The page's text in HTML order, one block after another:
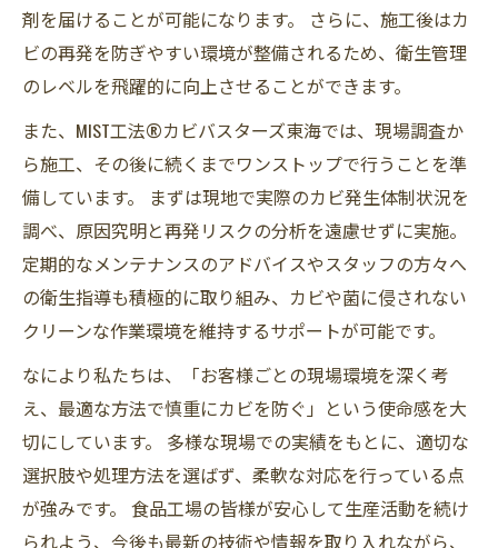
剤を届けることが可能になります。 さらに、施工後はカ
ビの再発を防ぎやすい環境が整備されるため、衛生管理
のレベルを飛躍的に向上させることができます。
また、MIST工法®カビバスターズ東海では、現場調査か
ら施工、その後に続くまでワンストップで行うことを準
備しています。 まずは現地で実際のカビ発生体制状況を
調べ、原因究明と再発リスクの分析を遠慮せずに実施。
定期的なメンテナンスのアドバイスやスタッフの方々へ
の衛生指導も積極的に取り組み、カビや菌に侵されない
クリーンな作業環境を維持するサポートが可能です。
なにより私たちは、「お客様ごとの現場環境を深く考
え、最適な方法で慎重にカビを防ぐ」という使命感を大
切にしています。 多様な現場での実績をもとに、適切な
選択肢や処理方法を選ばず、柔軟な対応を行っている点
が強みです。 食品工場の皆様が安心して生産活動を続け
られよう、今後も最新の技術や情報を取り入れながら、